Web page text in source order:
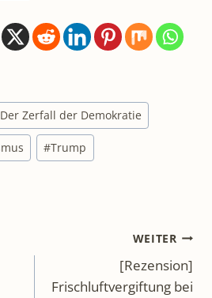
Der Zerfall der Demokratie
#Trump
WEITER
[Rezension]
Frischluftvergiftung bei